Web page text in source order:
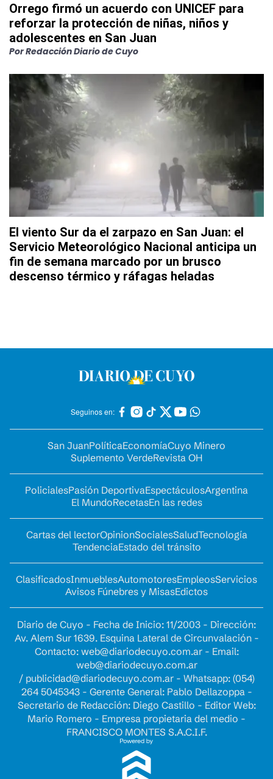
Orrego firmó un acuerdo con UNICEF para
reforzar la protección de niñas, niños y
adolescentes en San Juan
PorRedacción Diario de Cuyo
El viento Sur da el zarpazo en San Juan: el
Servicio Meteorológico Nacional anticipa un
fin de semana marcado por un brusco
descenso térmico y ráfagas heladas
Seguinos en:
San JuanPolíticaEconomíaCuyo Minero
Suplemento VerdeRevista OH
PolicialesPasión DeportivaEspectáculosArgentina
El MundoRecetasEn las redes
Cartas del lectorOpinionSocialesSaludTecnología
TendenciaEstado del tránsito
ClasificadosInmueblesAutomotoresEmpleosServicios
Avisos Fúnebres y MisasEdictos
Diario de Cuyo - Fecha de Inicio: 11/2003 - Dirección:
Av. Alem Sur 1639. Esquina Lateral de Circunvalación -
Contacto: web@diariodecuyo.com.ar- Email:
web@diariodecuyo.com.ar
/ publicidad@diariodecuyo.com.ar- Whatsapp: (054)
264 5045343 - Gerente General: Pablo Dellazoppa -
Secretario de Redacción: Diego Castillo - Editor Web:
Mario Romero - Empresa propietaria del medio -
FRANCISCO MONTES S.A.C.I.F.